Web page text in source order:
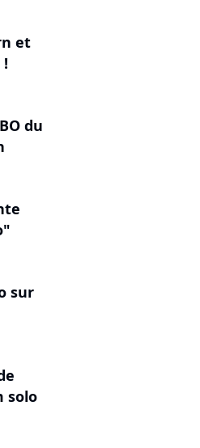
et
du
sur
solo